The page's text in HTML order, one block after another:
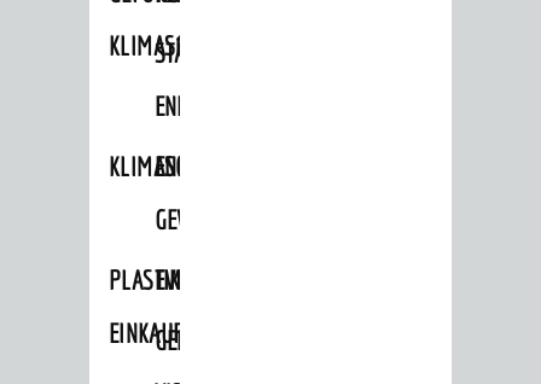
KLIMASCHUTZMASSNAHMEN
STÄDTISCHES
ENERGIEMANAGEMENT
KLIMASCHUTZKOMMISSION
ENERGIEKARAWANE
GEWERBE
PLASTIKTÜTENFREIE
EINKAUFSSTADT
EVENTS
GEMEINSAME